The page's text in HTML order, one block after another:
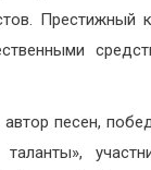
Престижный
песен,